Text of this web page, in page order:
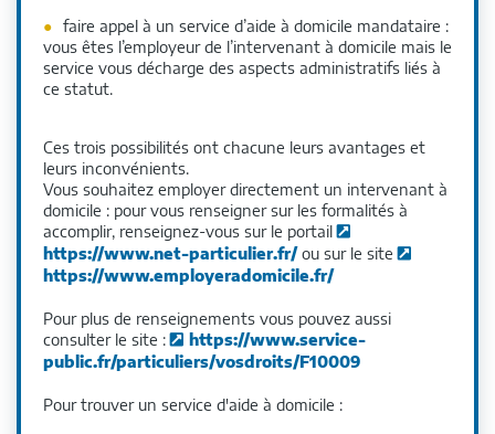
faire appel à un service d’aide à domicile mandataire :
vous êtes l’employeur de l’intervenant à domicile mais le
service vous décharge des aspects administratifs liés à
ce statut.
Ces trois possibilités ont chacune leurs avantages et
leurs inconvénients.
Vous souhaitez employer directement un intervenant à
domicile : pour vous renseigner sur les formalités à
accomplir, renseignez-vous sur le portail
https://www.net-particulier.fr/ou sur le site
https://www.employeradomicile.fr/
Pour plus de renseignements vous pouvez aussi
consulter le site :
https://www.service-
public.fr/particuliers/vosdroits/F10009
Pour trouver un service d'aide à domicile :